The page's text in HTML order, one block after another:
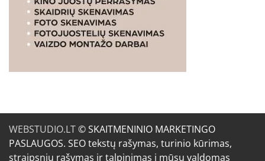
WEBSTUDIO.LT© SKAITMENINIO MARKETINGO
PASLAUGOS. SEO tekstų rašymas, turinio kūrimas,
straipsnių rašymas ir talpinimas į mūsų valdomas